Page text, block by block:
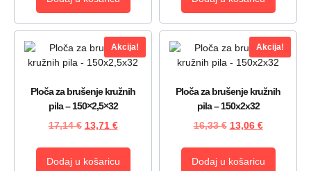
Akcija!
Ploča za brušenje kružnih
pila – 150×2,5×32
17,14€ 13,71 €
Dodaj u košaricu
Akcija!
Ploča za brušenje kružnih
pila – 150x2x32
16,33€ 13,06 €
Dodaj u košaricu